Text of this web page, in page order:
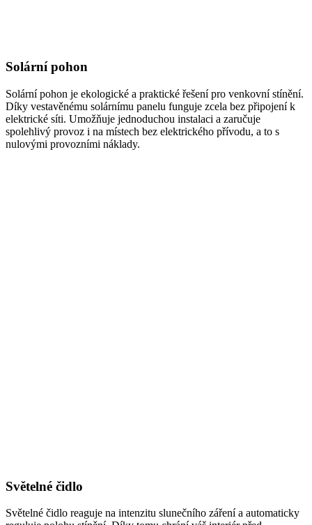
Solární pohon
Solární pohon je ekologické a praktické řešení pro venkovní stínění.
Díky vestavěnému solárnímu panelu funguje zcela bez připojení k
elektrické síti. Umožňuje jednoduchou instalaci a zaručuje
spolehlivý provoz i na místech bez elektrického přívodu, a to s
nulovými provozními náklady.
Světelné čidlo
Světelné čidlo reaguje na intenzitu slunečního záření a automaticky